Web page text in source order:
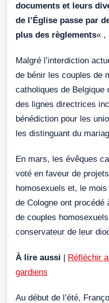
documents et leurs
de l’Église passe par
plus des règlements« ,
Malgré l’interdiction
de bénir les couples de
catholiques de Belgique
des lignes directrices
bénédiction pour les
les distinguant du
En mars, les évêques
voté en faveur de
homosexuels et, le
de Cologne ont procédé
de couples
conservateur de leur
À lire aussi | Réfléchir
gardiens
Au début de l’été,